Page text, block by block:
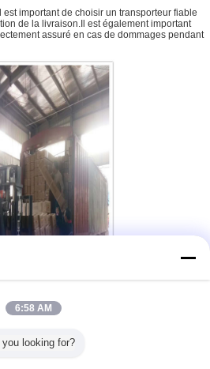
important de choisir un transporteur fiable
de la livraison.Il est également important
assuré en cas de dommages pendant
6:58 AM
looking for?